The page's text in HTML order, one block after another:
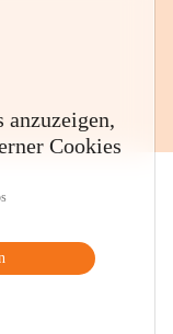
Cookies